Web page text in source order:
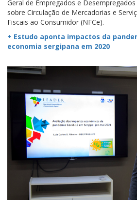
Geral de Empregados e
sobre Circulação de Mercadorias e
Fiscais ao Consumidor (NFCe).
+ Estudo aponta impactos da
economia sergipana em 2020